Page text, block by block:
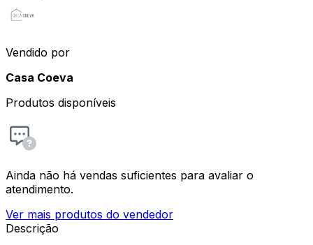
Vendido por
Casa Coeva
Produtos disponíveis
Ainda não há vendas suficientes para avaliar o
atendimento.
Ver mais produtos do vendedor
Descrição